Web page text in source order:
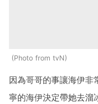
Photo from tvN
因為哥哥的事讓海伊非
寧的海伊決定帶她去溜